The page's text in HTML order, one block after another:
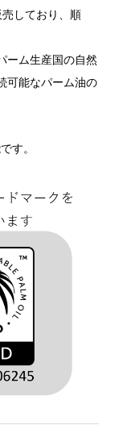
しており、順
ーム生産国の自然
可能なパーム油の
す。